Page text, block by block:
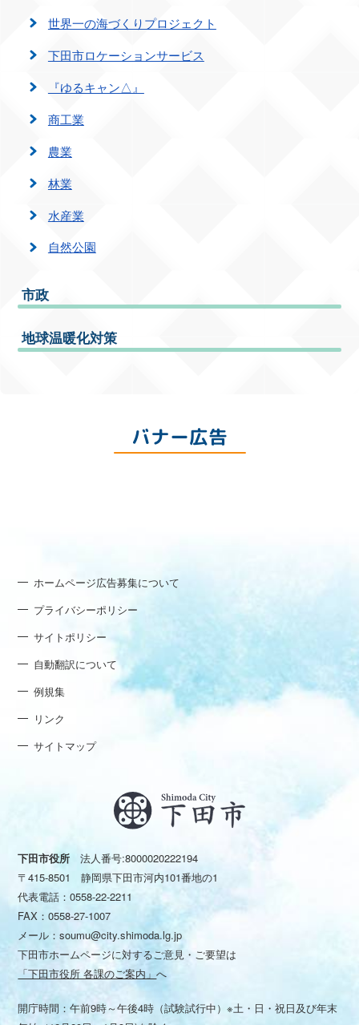
世界一の海づくりプロジェクト
下田市ロケーションサービス
『ゆるキャン△』
商工業
農業
林業
水産業
自然公園
市政
地球温暖化対策
バナー広告
ホームページ広告募集について
プライバシーポリシー
サイトポリシー
自動翻訳について
例規集
リンク
サイトマップ
下田市役所 法人番号:8000020222194
〒415-8501 静岡県下田市河内101番地の1
代表電話：0558-22-2211
FAX：0558-27-1007
メール：soumu@city.shimoda.lg.jp
下田市ホームページに対するご意見・ご要望は
「下田市役所 各課のご案内」へ
開庁時間：午前9時～午後4時（試験試行中）※土・日・祝日及び年末